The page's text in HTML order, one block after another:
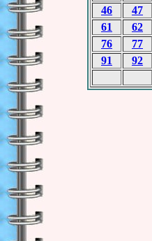
46
47
61
62
76
77
91
92